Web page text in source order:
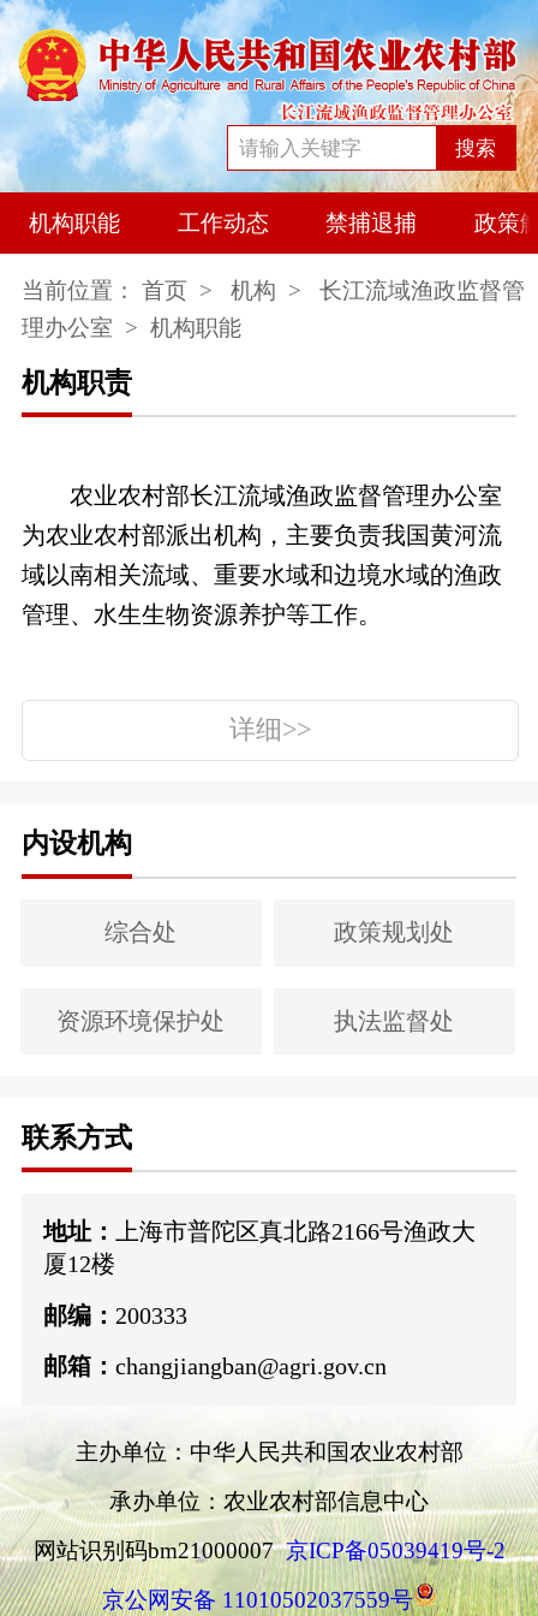
搜索
机构职能 工作动态 禁捕退捕 政策
当前位置： 首页 > 机构 >
长江流域渔政监督管
理办公室 > 机构职能
机构职责
农业农村部长江流域渔政监督管理办公室
为农业农村部派出机构，主要负责我国黄河流
域以南相关流域、重要水域和边境水域的渔政
管理、水生生物资源养护等工作。
详细>>
内设机构
综合处 政策规划处
资源环境保护处 执法监督处
联系方式
地址：
上海市普陀区真北路2166号渔政大
厦12楼
邮编： 200333
邮箱： changjiangban@agri.gov.cn
主办单位：中华人民共和国农业农村部
承办单位：农业农村部信息中心
网站识别码bm21000007京ICP备05039419号-2
京公网安备 11010502037559号